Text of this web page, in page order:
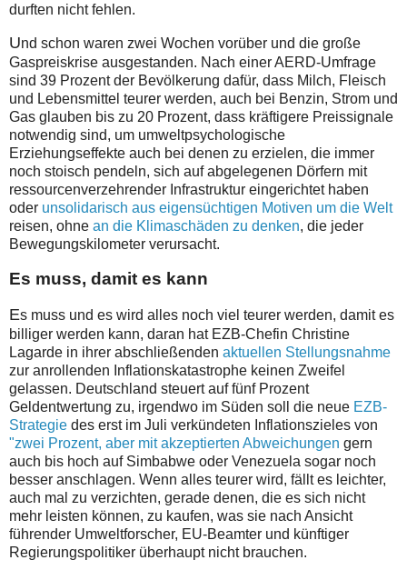
durften nicht fehlen.
Und schon waren zwei Wochen vorüber und die große
Gaspreiskrise ausgestanden. Nach einer AERD-Umfrage
sind 39 Prozent der Bevölkerung dafür, dass Milch, Fleisch
und Lebensmittel teurer werden, auch bei Benzin, Strom und
Gas glauben bis zu 20 Prozent, dass kräftigere Preissignale
notwendig sind, um umweltpsychologische
Erziehungseffekte auch bei denen zu erzielen, die immer
noch stoisch pendeln, sich auf abgelegenen Dörfern mit
ressourcenverzehrender Infrastruktur eingerichtet haben
oder unsolidarisch aus eigensüchtigen Motiven um die Welt
reisen, ohne an die Klimaschäden zu denken, die jeder
Bewegungskilometer verursacht.
Es muss, damit es kann
Es muss und es wird alles noch viel teurer werden, damit es
billiger werden kann, daran hat EZB-Chefin Christine
Lagarde in ihrer abschließenden aktuellen Stellungsnahme
zur anrollenden Inflationskatastrophe keinen Zweifel
gelassen. Deutschland steuert auf fünf Prozent
Geldentwertung zu, irgendwo im Süden soll die neue EZB-
Strategie des erst im Juli verkündeten Inflationszieles von
"zwei Prozent, aber mit akzeptierten Abweichungen gern
auch bis hoch auf Simbabwe oder Venezuela sogar noch
besser anschlagen. Wenn alles teurer wird, fällt es leichter,
auch mal zu verzichten, gerade denen, die es sich nicht
mehr leisten können, zu kaufen, was sie nach Ansicht
führender Umweltforscher, EU-Beamter und künftiger
Regierungspolitiker überhaupt nicht brauchen.